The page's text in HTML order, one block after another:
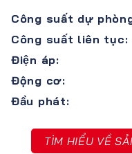
Công suất dự
Công suất liên tục:
Điện áp:
Động cơ:
Đầu phát:
TÌM HIỂU VỀ